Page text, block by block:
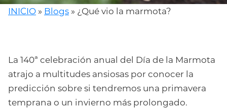
INICIO » Blogs » ¿Qué vio la marmota?
La 140ª celebración anual del Día de la Marmota
atrajo a multitudes ansiosas por conocer la
predicción sobre si tendremos una primavera
temprana o un invierno más prolongado.